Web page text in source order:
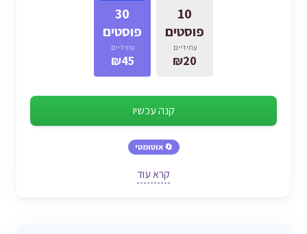
10
פוסטים
עתידיים
₪20
30
פוסטים
עתידיים
₪45
קנה עכשיו
🔄 אוטומטי
קרא עוד